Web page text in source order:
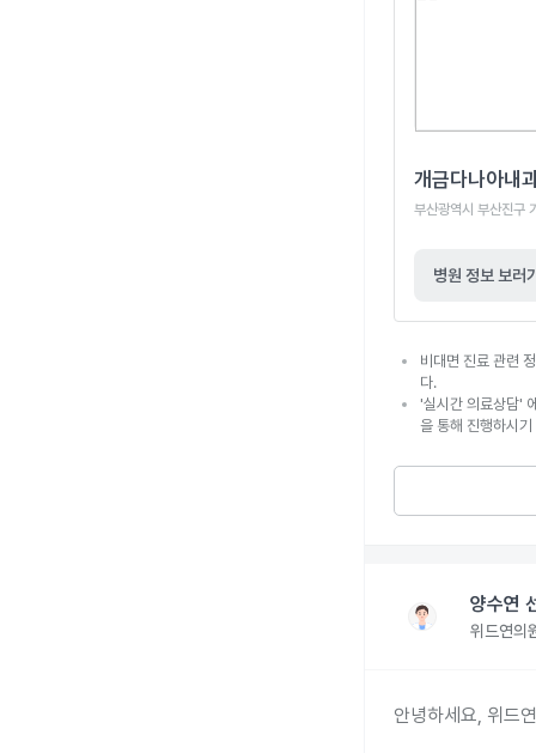
개금다나아내
부산광역시 부산진구
병원 정보 보러
비대면 진료 관련
다.
'실시간 의료상담'
을 통해 진행하시
양수연
위드연의
안녕하세요, 위드